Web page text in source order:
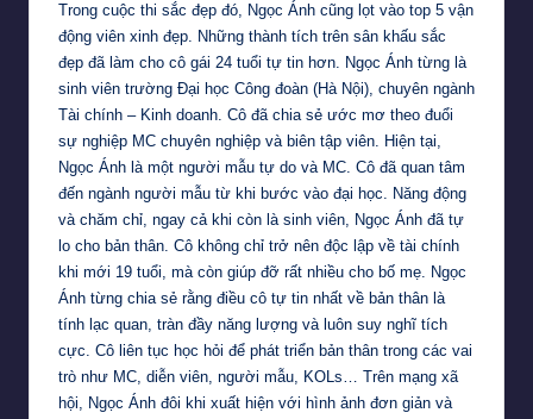
Trong cuộc thi sắc đẹp đó, Ngọc Ánh cũng lọt vào top 5 vận
động viên xinh đẹp. Những thành tích trên sân khấu sắc
đẹp đã làm cho cô gái 24 tuổi tự tin hơn. Ngọc Ánh từng là
sinh viên trường Đại học Công đoàn (Hà Nội), chuyên ngành
Tài chính – Kinh doanh. Cô đã chia sẻ ước mơ theo đuổi
sự nghiệp MC chuyên nghiệp và biên tập viên. Hiện tại,
Ngọc Ánh là một người mẫu tự do và MC. Cô đã quan tâm
đến ngành người mẫu từ khi bước vào đại học. Năng động
và chăm chỉ, ngay cả khi còn là sinh viên, Ngọc Ánh đã tự
lo cho bản thân. Cô không chỉ trở nên độc lập về tài chính
khi mới 19 tuổi, mà còn giúp đỡ rất nhiều cho bố mẹ. Ngọc
Ánh từng chia sẻ rằng điều cô tự tin nhất về bản thân là
tính lạc quan, tràn đầy năng lượng và luôn suy nghĩ tích
cực. Cô liên tục học hỏi để phát triển bản thân trong các vai
trò như MC, diễn viên, người mẫu, KOLs… Trên mạng xã
hội, Ngọc Ánh đôi khi xuất hiện với hình ảnh đơn giản và